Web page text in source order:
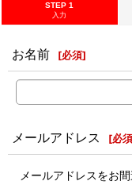
STEP 1
入力
お名前 [必須]
メールアドレス [必須
メールアドレスをお